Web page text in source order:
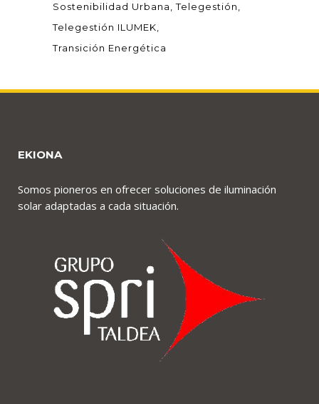
Sostenibilidad Urbana
Telegestión
Telegestión ILUMEK
Transición Energética
EKIONA
Somos pioneros en ofrecer soluciones de iluminación
solar adaptadas a cada situación.